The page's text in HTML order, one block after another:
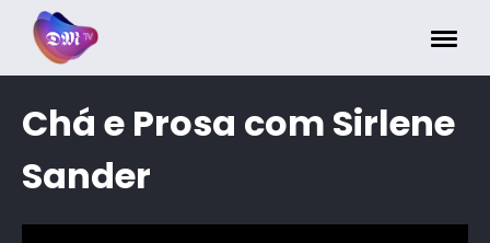
Chá e Prosa com Sirlene
Sander
Painel de Gerenciamento de Cookies